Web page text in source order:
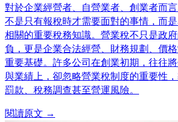
對於企業經營者、自營業者、創業者而
不是只有報稅時才需要面對的事情，而
相關的重要稅務知識。營業稅不只是政
負，更是企業合法經營、財務規劃、價
重要基礎。許多公司在創業初期，往往
與業績上，卻忽略營業稅制度的重要性，
罰款、稅務調查甚至營運風險。
閱讀原文 →